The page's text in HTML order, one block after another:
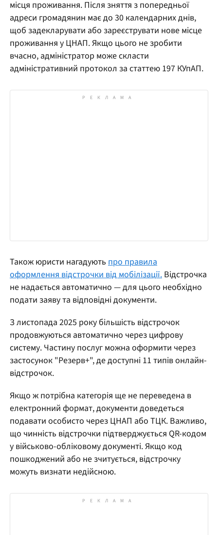
місця проживання. Після зняття з попередньої
адреси громадянин має до 30 календарних днів,
щоб задекларувати або зареєструвати нове місце
проживання у ЦНАП. Якщо цього не зробити
вчасно, адміністратор може скласти
адміністративний протокол за статтею 197 КУпАП.
Також юристи нагадують про правила
оформлення відстрочки від мобілізації. Відстрочка
не надається автоматично — для цього необхідно
подати заяву та відповідні документи.
З листопада 2025 року більшість відстрочок
продовжуються автоматично через цифрову
систему. Частину послуг можна оформити через
застосунок "Резерв+", де доступні 11 типів онлайн-
відстрочок.
Якщо ж потрібна категорія ще не переведена в
електронний формат, документи доведеться
подавати особисто через ЦНАП або ТЦК. Важливо,
що чинність відстрочки підтверджується QR-кодом
у військово-обліковому документі. Якщо код
пошкоджений або не зчитується, відстрочку
можуть визнати недійсною.